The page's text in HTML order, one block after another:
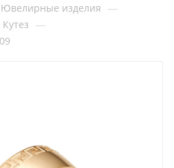
Ювелирные изделия —
Кутез —